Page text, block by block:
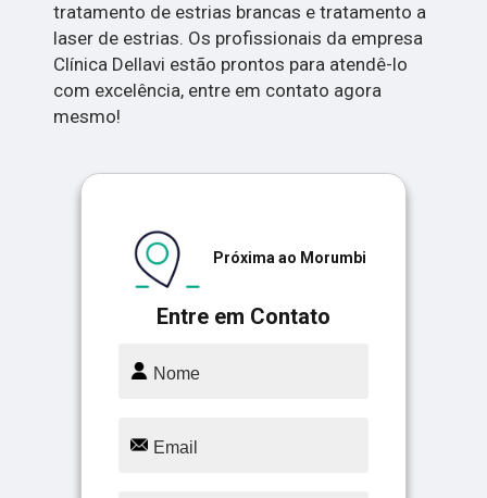
tratamento de estrias brancas e tratamento a
laser de estrias. Os profissionais da empresa
Clínica Dellavi estão prontos para atendê-lo
com excelência, entre em contato agora
mesmo!
Entre em Contato
Próxima ao Morumbi